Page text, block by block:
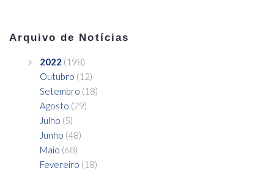
Arquivo de Notícias
2022 (198)
Outubro (12)
Setembro (18)
Agosto (29)
Julho (5)
Junho (48)
Maio (68)
Fevereiro (18)